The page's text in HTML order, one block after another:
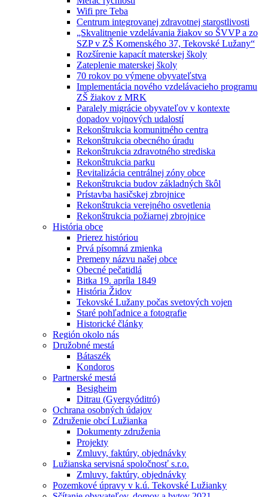
Wifi pre Teba
Centrum integrovanej zdravotnej starostlivosti
„Skvalitnenie vzdelávania žiakov so ŠVVP a zo
SZP v ZŠ Komenského 37, Tekovské Lužany“
Rozšírenie kapacít materskej školy
Zateplenie materskej školy
70 rokov po výmene obyvateľstva
Implementácia nového vzdelávacieho programu
ZŠ žiakov z MRK
Paralely migrácie obyvateľov v kontexte
dopadov vojnových udalostí
Rekonštrukcia komunitného centra
Rekonštrukcia obecného úradu
Rekonštrukcia zdravotného strediska
Rekonštrukcia parku
Revitalizácia centrálnej zóny obce
Rekonštrukcia budov základných škôl
Prístavba hasičskej zbrojnice
Rekonštrukcia verejného osvetlenia
Rekonštrukcia požiarnej zbrojnice
História obce
Prierez históriou
Prvá písomná zmienka
Premeny názvu našej obce
Obecné pečatidlá
Bitka 19. apríla 1849
História Židov
Tekovské Lužany počas svetových vojen
Staré pohľadnice a fotografie
Historické články
Región okolo nás
Družobné mestá
Bátaszék
Kondoros
Partnerské mestá
Besigheim
Ditrau (Gyergyóditró)
Ochrana osobných údajov
Združenie obcí Lužianka
Dokumenty združenia
Projekty
Zmluvy, faktúry, objednávky
Lužianska servisná spoločnosť s.r.o.
Zmluvy, faktúry, objednávky
Pozemkové úpravy v k.ú. Tekovské Lužianky